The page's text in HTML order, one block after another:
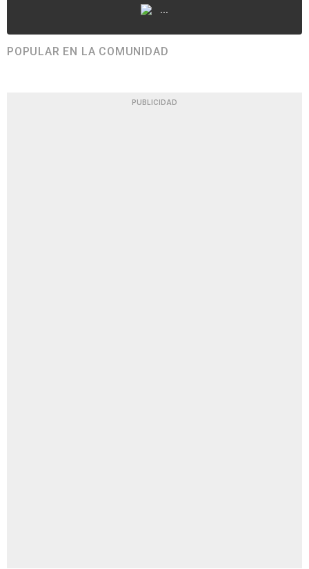
...
POPULAR EN LA COMUNIDAD
PUBLICIDAD